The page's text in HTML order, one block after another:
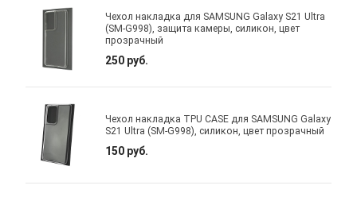
Чехол накладка для SAMSUNG Galaxy S21 Ultra
(SM-G998), защита камеры, силикон, цвет
прозрачный
250 руб.
Чехол накладка TPU CASE для SAMSUNG Galaxy
S21 Ultra (SM-G998), силикон, цвет прозрачный
150 руб.